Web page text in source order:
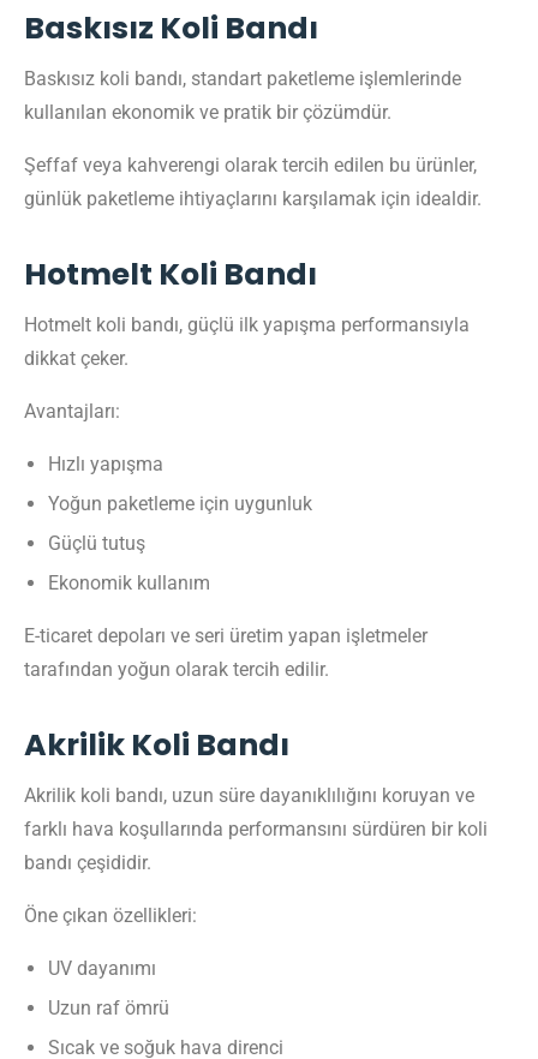
Baskısız Koli Bandı
Baskısız koli bandı, standart paketleme işlemlerinde
kullanılan ekonomik ve pratik bir çözümdür.
Şeffaf veya kahverengi olarak tercih edilen bu ürünler,
günlük paketleme ihtiyaçlarını karşılamak için idealdir.
Hotmelt Koli Bandı
Hotmelt koli bandı, güçlü ilk yapışma performansıyla
dikkat çeker.
Avantajları:
Hızlı yapışma
Yoğun paketleme için uygunluk
Güçlü tutuş
Ekonomik kullanım
E-ticaret depoları ve seri üretim yapan işletmeler
tarafından yoğun olarak tercih edilir.
Akrilik Koli Bandı
Akrilik koli bandı, uzun süre dayanıklılığını koruyan ve
farklı hava koşullarında performansını sürdüren bir koli
bandı çeşididir.
Öne çıkan özellikleri:
UV dayanımı
Uzun raf ömrü
Sıcak ve soğuk hava direnci